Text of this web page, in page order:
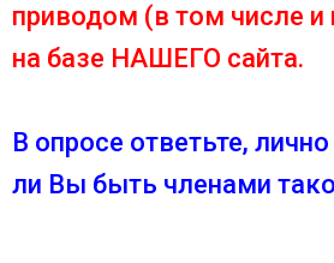
приводом (в том числе
на базе НАШЕГО сайта.
В опросе ответьте,
ли Вы быть членами